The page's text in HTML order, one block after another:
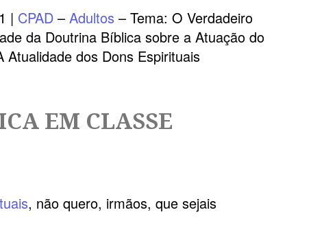
| CPAD–Adultos– Tema: O Verdadeiro
da Doutrina Bíblica sobre a Atuação do
Atualidade dos Dons Espirituais
EM CLASSE
, não quero, irmãos, que sejais